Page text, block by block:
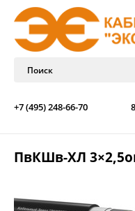
+7 (495) 248-66-70
ПвКШв-ХЛ